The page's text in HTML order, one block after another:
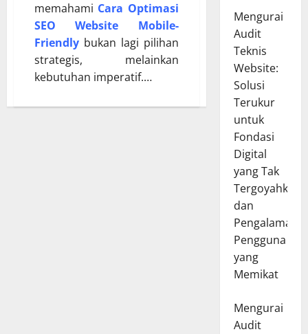
memahami Cara Optimasi
SEO Website Mobile-
Friendly bukan lagi pilihan
strategis, melainkan
kebutuhan imperatif.…
Mengurai
Audit
Teknis
Website:
Solusi
Terukur
untuk
Fondasi
Digital
yang Tak
Tergoyahkan
dan
Pengalaman
Pengguna
yang
Memikat
Mengurai
Audit